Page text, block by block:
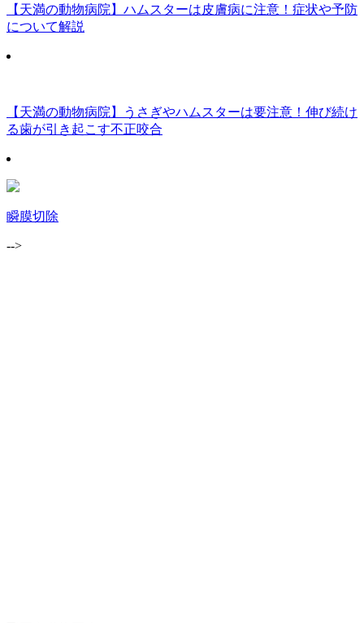
【天満の動物病院】ハムスターは皮膚病に注意！症状や予防
について解説
【天満の動物病院】うさぎやハムスターは要注意！伸び続け
る歯が引き起こす不正咬合
瞬膜切除
-->